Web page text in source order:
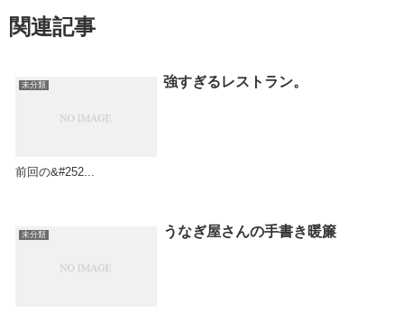
関連記事
未分類 強すぎるレストラン。
前回の&#252...
未分類 うなぎ屋さんの手書き暖簾